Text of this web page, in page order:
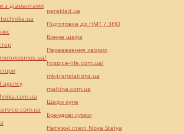
з діамантами
pereklad.ua
Підготовка до НМТ / ЗНО
Винна шафа
Перевезення хворих
hospice-life.com.ua/
mk-translations.ua
maltina.com.ua
Шафи купе
Брендові сумки
Натяжні стелі Nova Stelya